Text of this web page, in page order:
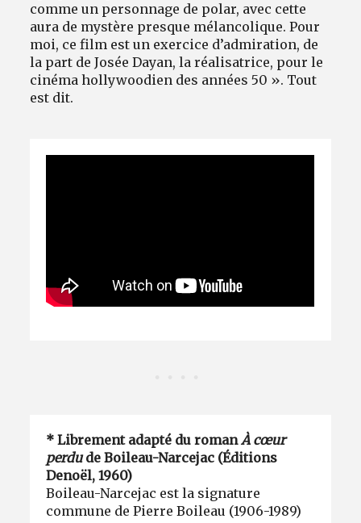
comme un personnage de polar, avec cette
aura de mystère presque mélancolique. Pour
moi, ce film est un exercice d’admiration, de
la part de Josée Dayan, la réalisatrice, pour le
cinéma hollywoodien des années 50 ». Tout
est dit.
* Librement adapté du romanÀ cœur
perdude Boileau-Narcejac (Éditions
Denoël, 1960)
Boileau-Narcejac est la signature
commune de Pierre Boileau (1906-1989)